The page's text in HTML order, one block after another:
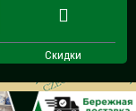
Скидки